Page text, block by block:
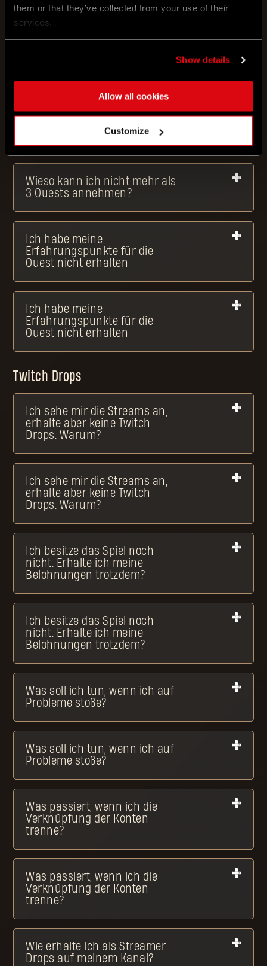
them or that they’ve collected from your use of their
services.
Show details
Allow all cookies
Customize
sofort sehen?
aktualisierten Fortschritt nicht
sofort sehen?
3 Quests annehmen?
Wieso kann ich nicht mehr als
3 Quests annehmen?
Ich habe meine
Erfahrungspunkte für die
Quest nicht erhalten
Ich habe meine
Erfahrungspunkte für die
Quest nicht erhalten
Twitch Drops
Ich sehe mir die Streams an,
erhalte aber keine Twitch
Drops. Warum?
Ich sehe mir die Streams an,
erhalte aber keine Twitch
Drops. Warum?
Ich besitze das Spiel noch
nicht. Erhalte ich meine
Belohnungen trotzdem?
Ich besitze das Spiel noch
nicht. Erhalte ich meine
Belohnungen trotzdem?
Was soll ich tun, wenn ich auf
Probleme stoße?
Was soll ich tun, wenn ich auf
Probleme stoße?
Was passiert, wenn ich die
Verknüpfung der Konten
trenne?
Was passiert, wenn ich die
Verknüpfung der Konten
trenne?
Wie erhalte ich als Streamer
Drops auf meinem Kanal?